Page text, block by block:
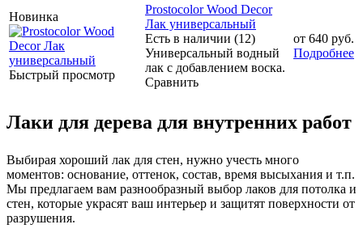
Новинка
Быстрый просмотр
Prostocolor Wood Decor
Лак универсальный
Есть в наличии (12)
Универсальный водный
лак с добавлением воска.
Сравнить
от 640 руб.
Подробнее
Лаки для дерева для внутренних работ
Выбирая хороший лак для стен, нужно учесть много
моментов: основание, оттенок, состав, время высыхания и т.п.
Мы предлагаем вам разнообразный выбор лаков для потолка и
стен, которые украсят ваш интерьер и защитят поверхности от
разрушения.